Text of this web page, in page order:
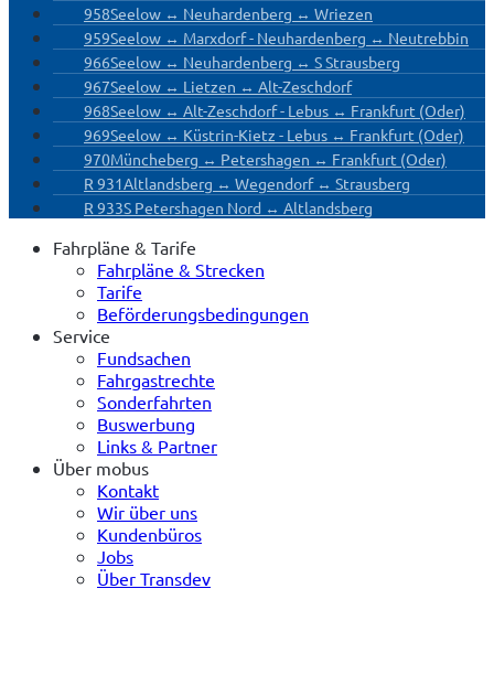
958Seelow ↔ Neuhardenberg ↔ Wriezen
959Seelow ↔ Marxdorf - Neuhardenberg ↔ Neutrebbin
966Seelow ↔ Neuhardenberg ↔ S Strausberg
967Seelow ↔ Lietzen ↔ Alt-Zeschdorf
968Seelow ↔ Alt-Zeschdorf - Lebus ↔ Frankfurt (Oder)
969Seelow ↔ Küstrin-Kietz - Lebus ↔ Frankfurt (Oder)
970Müncheberg ↔ Petershagen ↔ Frankfurt (Oder)
R 931Altlandsberg ↔ Wegendorf ↔ Strausberg
R 933S Petershagen Nord ↔ Altlandsberg
Fahrpläne & Tarife
Fahrpläne & Strecken
Tarife
Beförderungsbedingungen
Service
Fundsachen
Fahrgastrechte
Sonderfahrten
Buswerbung
Links & Partner
Über mobus
Kontakt
Wir über uns
Kundenbüros
Jobs
Über Transdev